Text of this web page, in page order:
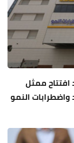
ممثل
واضطرابات النمو